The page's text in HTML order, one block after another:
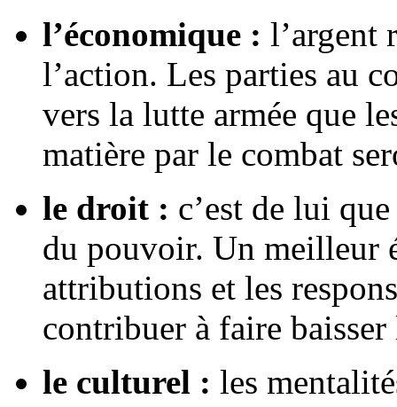
l’économique : l’argent
l’action. Les parties au
vers la lutte armée que
matière par le combat
le droit : c’est de lui
du pouvoir. Un meilleur
attributions et les
contribuer à faire baisser
le culturel : les